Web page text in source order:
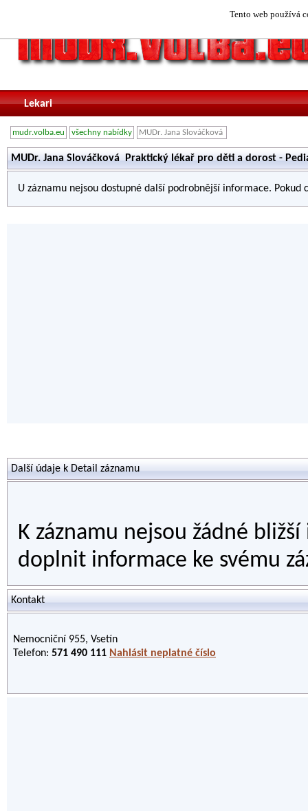
Tento web používá
Lekari
mudr.volba.eu všechny nabídky MUDr. Jana Slováčková
MUDr. Jana Slováčková Praktický lékař pro děti a dorost -
U záznamu nejsou dostupné další podrobnější informace.
Další údaje k Detail záznamu
K záznamu nejsou žádné
doplnit informace ke svému
Kontakt
Nemocniční 955, Vsetín
Telefon: 571 490 111 Nahlásit neplatné číslo